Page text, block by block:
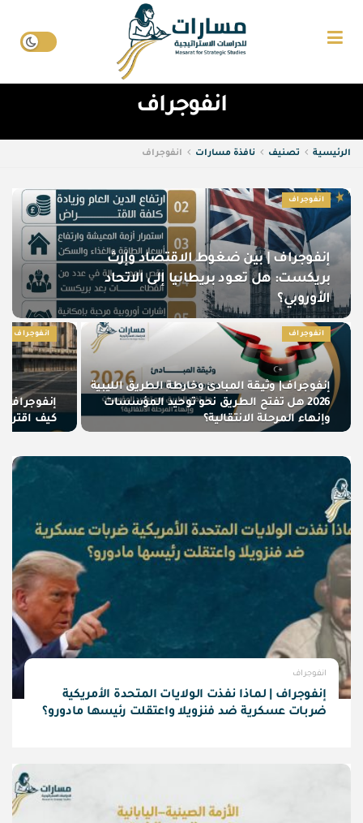
انفوجراف
الرئيسية تصنيف نافذة مسارات انفوجراف
انفوجراف
إنفوجراف | بين ضغوط الاقتصاد وإرث
بريكست: هل تعود بريطانيا إلى الاتحاد
الأوروبي؟
انفوجراف
إنفوجراف| وثيقة المبادئ وخارطة الطريق الليبية
2026 هل تفتح الطريق نحو توحيد المؤسسات
وإنهاء المرحلة الانتقالية؟
انفوجراف
ٌإنفوجراف
كيف
انفوجراف
إنفوجراف | لماذا نفذت الولايات المتحدة الأمريكية
ضربات عسكرية ضد فنزويلا واعتقلت رئيسها مادورو؟